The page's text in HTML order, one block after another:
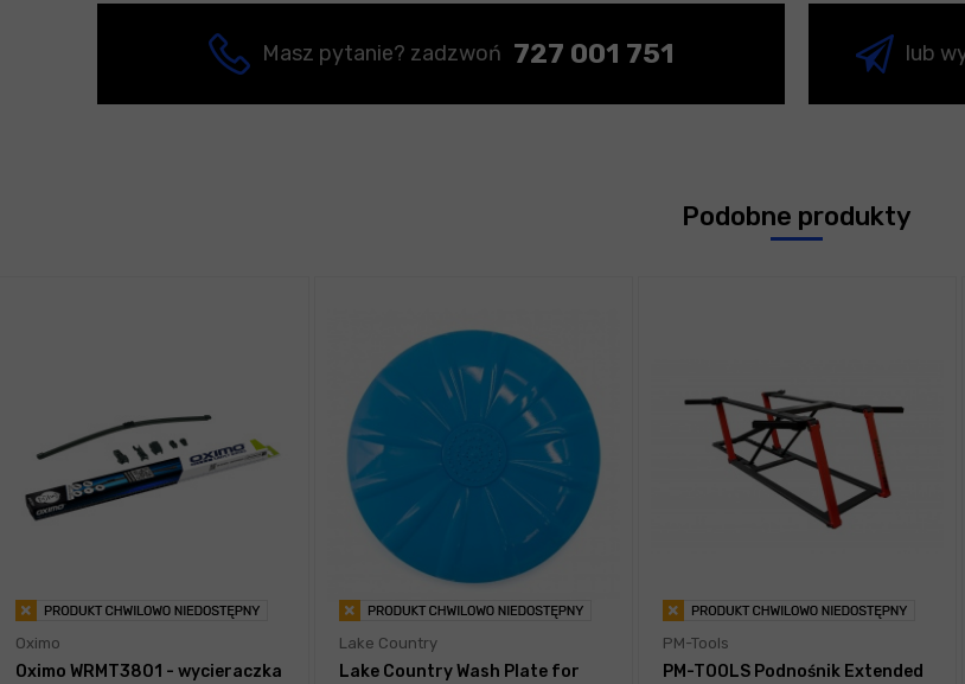
Masz pytanie? zadzwoń 727 001 751 lub
Podobne produkty
Oximo
Oximo WRMT3801 - wycieraczka
Lake Country
Lake Country Wash Plate for
PM-Tools
PM-TOOLS Podnośnik Extended